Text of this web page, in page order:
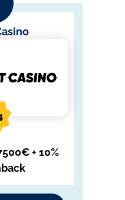
+ 10%